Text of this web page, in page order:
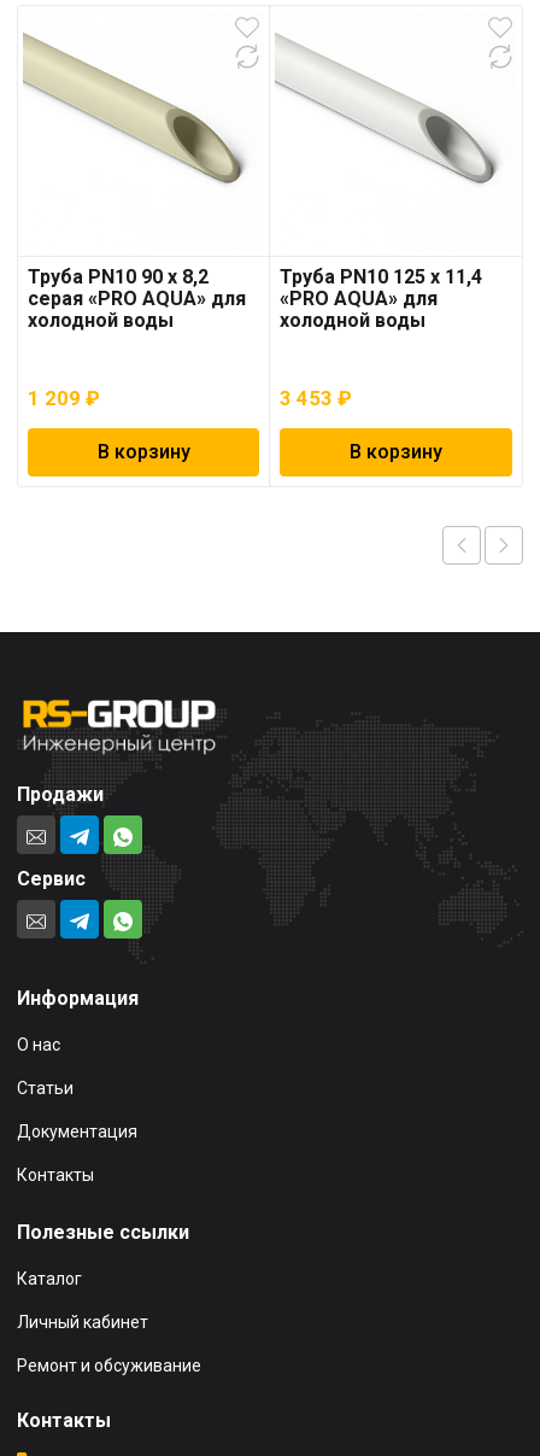
Труба PN10 90 x 8,2
серая «PRO AQUA» для
холодной воды
1 209 ₽
В корзину
Труба PN10 125 x 11,4
«PRO AQUA» для
холодной воды
3 453₽
В корзину
Продажи
Сервис
Информация
О нас
Статьи
Документация
Контакты
Полезные ссылки
Каталог
Личный кабинет
Ремонт и обсуживание
Контакты